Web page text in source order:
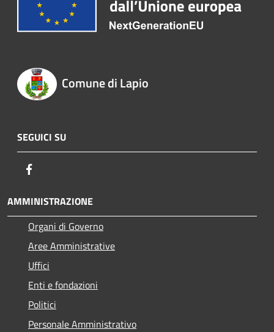
Comune di Lapio
SEGUICI SU
AMMINISTRAZIONE
Organi di Governo
Aree Amministrative
Uffici
Enti e fondazioni
Politici
Personale Amministrativo